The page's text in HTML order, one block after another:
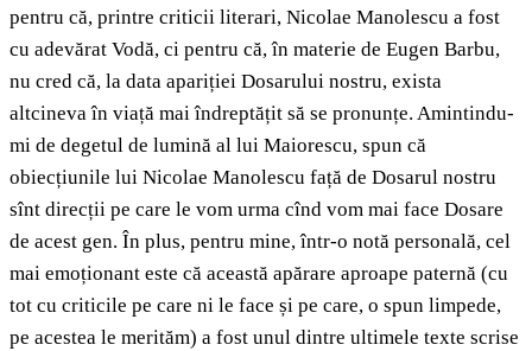
pentru că, printre criticii literari, Nicolae Manolescu a fost
cu adevărat Vodă, ci pentru că, în materie de Eugen Barbu,
nu cred că, la data apariției Dosarului nostru, exista
altcineva în viață mai îndreptățit să se pronunțe. Amintindu-
mi de degetul de lumină al lui Maiorescu, spun că
obiecțiunile lui Nicolae Manolescu față de Dosarul nostru
sînt direcții pe care le vom urma cînd vom mai face Dosare
de acest gen. În plus, pentru mine, într-o notă personală, cel
mai emoționant este că această apărare aproape paternă (cu
tot cu criticile pe care ni le face și pe care, o spun limpede,
pe acestea le merităm) a fost unul dintre ultimele texte scrise